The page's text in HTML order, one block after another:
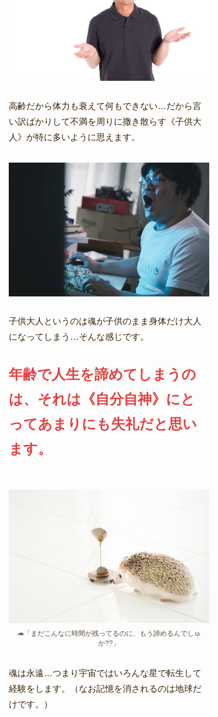
高齢だから体力も衰えて何もできない…だから言
い訳ばかりして不満を周りに撒き散らす《子供大
人》が特に多いように思えます。
子供大人というのは魂が子供のまま身体だけ大人
になってしまう…そんな感じです。
年齢で人生を諦めてしまうの
は、それは《自分自神》にと
ってあまりにも失礼だと思い
ます。
🦔「まだこんなに時間が残ってるのに、もう諦めるんでしゅ
か??」
魂は永遠…つまり宇宙ではいろんな星で転生して
経験をします。（なお記憶を消されるのは地球だ
けです。）